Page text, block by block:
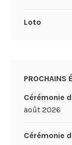
Loto
PROCHAINS
Cérémonie
août 2026
Cérémonie